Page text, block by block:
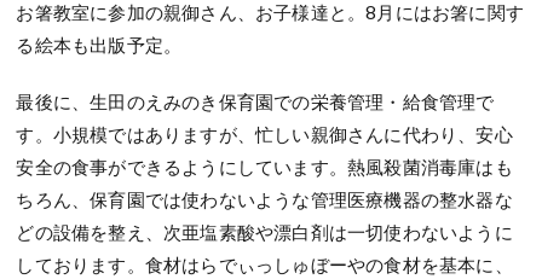
お箸教室に参加の親御さん、お子様達と。8月にはお箸に関す
る絵本も出版予定。
最後に、生田のえみのき保育園での栄養管理・給食管理で
す。小規模ではありますが、忙しい親御さんに代わり、安心
安全の食事ができるようにしています。熱風殺菌消毒庫はも
ちろん、保育園では使わないような管理医療機器の整水器な
どの設備を整え、次亜塩素酸や漂白剤は一切使わないように
しております。食材はらでぃっしゅぼーやの食材を基本に、